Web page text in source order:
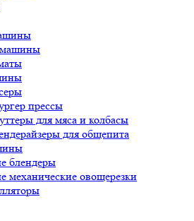
прессы
для мяса и колбасы
для общепита
блендеры
механические овощерезки